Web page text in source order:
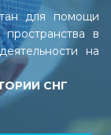
для помощи
в
на
СНГ